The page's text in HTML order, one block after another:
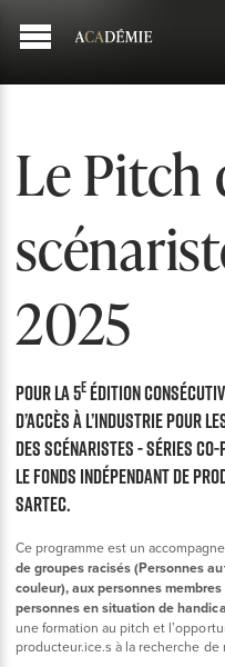
Le Pitch
2025
Pour la 5e édition
d’accès à l’industrie pour
des scénaristes - Séries
leFonds indépendant de
SARTEC.
Ce programme est un
de groupes racisés (Personnes
couleur), aux personnes
personnes en situation de
une formation au pitch et
producteur.ice.s à la recherche de